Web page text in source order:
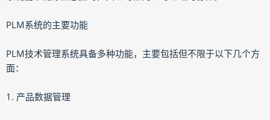
PLM系统的主要功能
PLM技术管理系统具备多种功能，主要包括但不限于以下几个方
面：
1. 产品数据管理